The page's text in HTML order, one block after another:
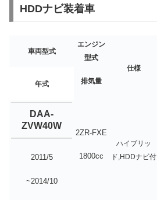
HDDナビ装着車
車両型式
エンジン
型式
排気量
仕様
年式
DAA-
ZVW40W
2011/5
~2014/10
2ZR-FXE
1800cc
ハイブリッ
ド,HDDナビ付